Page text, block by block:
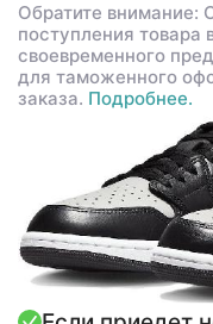
Обратите внимание:
поступления товара
своевременного
для таможенного
заказа. Подробнее.